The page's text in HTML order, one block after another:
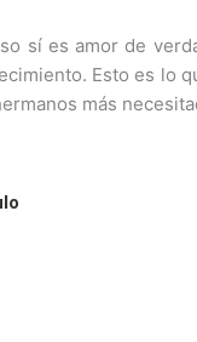
sí es amor de
Esto es lo
más